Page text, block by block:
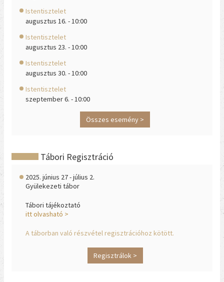
Istentisztelet
augusztus 16. - 10:00
Istentisztelet
augusztus 23. - 10:00
Istentisztelet
augusztus 30. - 10:00
Istentisztelet
szeptember 6. - 10:00
Összes esemény >
Tábori Regisztráció
2025. június 27 - július 2.
Gyülekezeti tábor
Tábori tájékoztató
itt olvasható >
A táborban való részvétel regisztrációhoz kötött.
Regisztrálok >